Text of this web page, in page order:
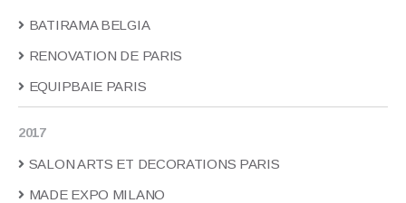
BATIRAMA BELGIA
RENOVATION DE PARIS
EQUIPBAIE PARIS
2017
SALON ARTS ET DECORATIONS PARIS
MADE EXPO MILANO